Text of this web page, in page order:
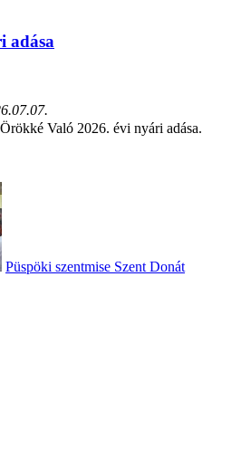
adása
Való 2026. évi nyári adása.
Püspöki szentmise Szent Donát